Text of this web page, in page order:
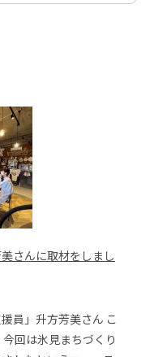
さんに取材をしまし
員」升方芳美さん こ
回は氷見まちづくり